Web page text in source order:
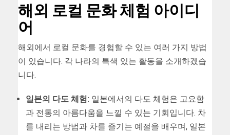
해외 로컬 문화 체험 아이디
어
해외에서 로컬 문화를 경험할 수 있는 여러 가지 방법
이 있습니다. 각 나라의 특색 있는 활동을 소개하겠습
니다.
일본의 다도 체험: 일본에서의 다도 체험은 고요함
과 전통의 아름다움을 느낄 수 있는 기회입니다. 차
를 내리는 방법과 차를 즐기는 예절을 배우며, 일본